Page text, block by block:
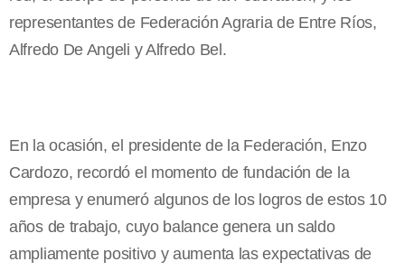
representantes de Federación Agraria de Entre Ríos,
Alfredo De Angeli y Alfredo Bel.
En la ocasión, el presidente de la Federación, Enzo
Cardozo, recordó el momento de fundación de la
empresa y enumeró algunos de los logros de estos 10
años de trabajo, cuyo balance genera un saldo
ampliamente positivo y aumenta las expectativas de